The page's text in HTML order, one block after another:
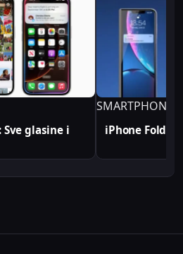
analize i konfiguracije
zasnovane su na realnim
implementacijama.
Sve glasine i
SMARTPHONE
iPhone Fold i